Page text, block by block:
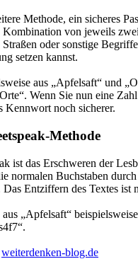
Methode, ein sicheres
Kombination von jeweils
Straßen oder sonstige
setzen kannst.
aus „Apfelsaft“ und
Wenn Sie nun eine
Kennwort noch sicherer.
Methode
ist das Erschweren der
normalen Buchstaben
Das Entziffern des Textes ist
„Apfelsaft“
weiterdenken-blog.de